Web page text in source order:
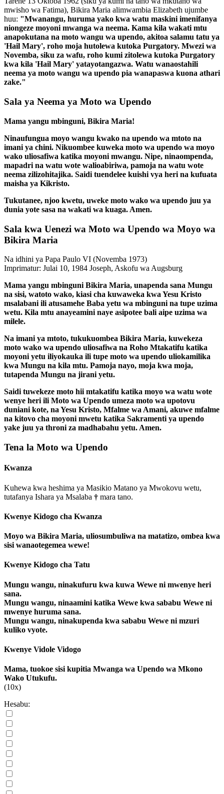
mwisho wa Fatima), Bikira Maria alimwambia Elizabeth ujumbe
huu: "Mwanangu, huruma yako kwa watu maskini imenifanya
niongeze moyoni mwanga wa neema. Kama kila wakati mtu
anapokutana na moto wangu wa upendo, akitoa salamu tatu ya
'Hail Mary', roho moja hutolewa kutoka Purgatory. Mwezi wa
Novemba, siku za wafu, roho kumi zitolewa kutoka Purgatory
kwa kila 'Hail Mary' yatayotangazwa. Watu wanaostahili
neema ya moto wangu wa upendo pia wanapaswa kuona athari
zake."
Sala ya Neema ya Moto wa Upendo
Mama yangu mbinguni, Bikira Maria!
Ninaufungua moyo wangu kwako na upendo wa mtoto na
imani ya chini. Nikuombee kuweka moto wa upendo wa moyo
wako uliosafiwa katika moyoni mwangu. Nipe, ninaompenda,
mapadri na watu wote walioabiriwa, pamoja na watu wote
neema zilizohitajika. Saidi tuendelee kuishi vya heri na kufuata
maisha ya Kikristo.
Tukutanee, njoo kwetu, uweke moto wako wa upendo juu ya
dunia yote sasa na wakati wa kuaga. Amen.
Sala kwa Uenezi wa Moto wa Upendo wa Moyo wa
Bikira Maria
Na idhini ya Papa Paulo VI (Novemba 1973)
Imprimatur: Julai 10, 1984 Joseph, Askofu wa Augsburg
Mama yangu mbinguni Bikira Maria, unapenda sana Mungu
na sisi, watoto wako, kiasi cha kuwaweka kwa Yesu Kristo
msalabani ili atusamehe Baba yetu wa mbinguni na tupe uzima
wetu. Kila mtu anayeamini naye asipotee bali aipe uzima wa
milele.
Na imani ya mtoto, tukukuombea Bikira Maria, kuwekeza
moto wako wa upendo uliosafiwa na Roho Mtakatifu katika
moyoni yetu iliyokauka ili tupe moto wa upendo uliokamilika
kwa Mungu na kila mtu. Pamoja nayo, moja kwa moja,
tutapenda Mungu na jirani yetu.
Saidi tuwekeze moto hii mtakatifu katika moyo wa watu wote
wenye heri ili Moto wa Upendo umeza moto wa upotovu
duniani kote, na Yesu Kristo, Mfalme wa Amani, akuwe mfalme
na kitovo cha moyoni mwetu katika Sakramenti ya upendo
yake juu ya throni za madhabahu yetu. Amen.
Tena la Moto wa Upendo
Kwanza
Kuhewa kwa heshima ya Masikio Matano ya Mwokovu wetu,
tutafanya Ishara ya Msalaba † mara tano.
Kwenye Kidogo cha Kwanza
Moyo wa Bikira Maria, uliosumbuliwa na matatizo, ombea kwa
sisi wanaotegemea wewe!
Kwenye Kidogo cha Tatu
Mungu wangu, ninakufuru kwa kuwa Wewe ni mwenye heri
sana.
Mungu wangu, ninaamini katika Wewe kwa sababu Wewe ni
mwenye huruma sana.
Mungu wangu, ninakupenda kwa sababu Wewe ni mzuri
kuliko vyote.
Kwenye Vidole Vidogo
Mama, tuokoe sisi kupitia Mwanga wa Upendo wa Mkono
Wako Utukufu.
(10x)
Hesabu: